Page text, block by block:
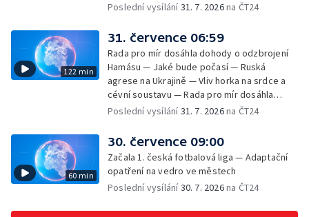
Poslední vysílání31. 7. 2026na ČT24
122 min
31. července 06:59
Rada pro mír dosáhla dohody o odzbrojení
Hamásu — Jaké bude počasí — Ruská
agrese na Ukrajině — Vliv horka na srdce a
cévní soustavu — Rada pro mír dosáhla
dohody o odzbrojení Hamásu — Dokument
začíná výplata superdávky — Tropické
teploty zatěžují i volně žijící zvířata
Poslední vysílání31. 7. 2026na ČT24
60 min
30. července 09:00
Začala 1. česká fotbalová liga — Adaptační
opatření na vedro ve městech
Poslední vysílání30. 7. 2026na ČT24